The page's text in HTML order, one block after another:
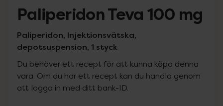
Paliperidon Teva 100 mg
Paliperidon, Injektionsvätska,
depotsuspension, 1 styck
Du behöver ett recept för att kunna köpa denna
vara. Om du har ett recept kan du handla genom
att logga in med ditt bank-ID.